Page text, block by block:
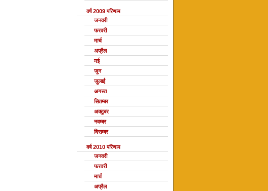
वर्ष 2009 परिणाम
जनवरी
फरवरी
मार्च
अप्रैल
मई
जून
जुलाई
अगस्त
सितम्बर
अक्टूबर
नवम्बर
दिसम्बर
वर्ष 2010 परिणाम
जनवरी
फरवरी
मार्च
अप्रैल